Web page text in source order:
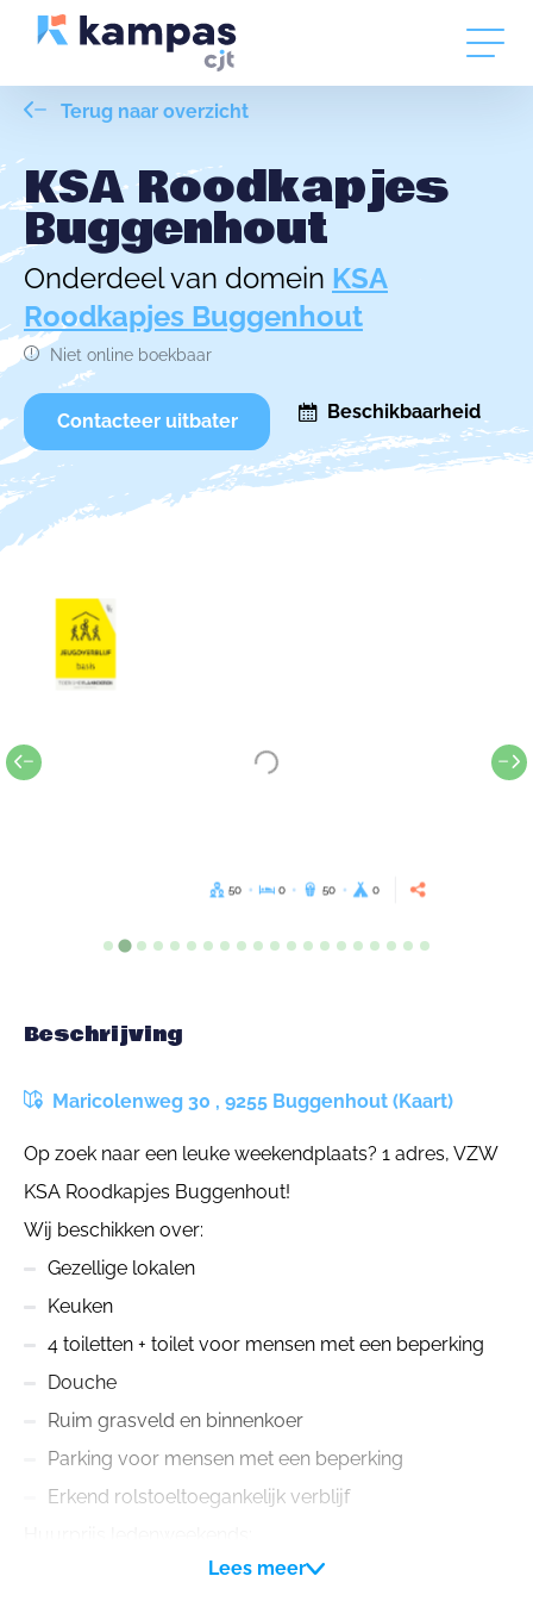
Terug naar overzicht
KSA Roodkapjes
Buggenhout
Onderdeel van domein KSA
Roodkapjes Buggenhout
Niet online boekbaar
Contacteer uitbater Beschikbaarheid
50 0 50 0
Beschrijving
Maricolenweg 30 , 9255 Buggenhout (Kaart)
Op zoek naar een leuke weekendplaats? 1 adres, VZW
KSA Roodkapjes Buggenhout!
Wij beschikken over:
Gezellige lokalen
Keuken
4 toiletten + toilet voor mensen met een beperking
Douche
Ruim grasveld en binnenkoer
Parking voor mensen met een beperking
Erkend rolstoeltoegankelijk verblijf
Lees meer